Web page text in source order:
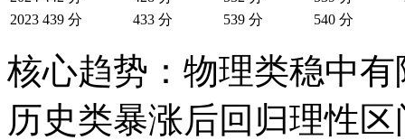
2023 439 分 433 分 539 分 540 分
核心趋势：物理类稳中
历史类暴涨后回归理性区